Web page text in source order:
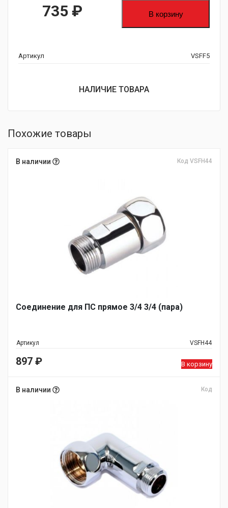
735 ₽ В корзину
Артикул VSFF5
НАЛИЧИЕ ТОВАРА
Похожие товары
В наличии Код VSFH44
Соединение для ПС прямое 3/4 3/4 (пара)
Артикул VSFH44
897 ₽ В корзину
В наличии Код